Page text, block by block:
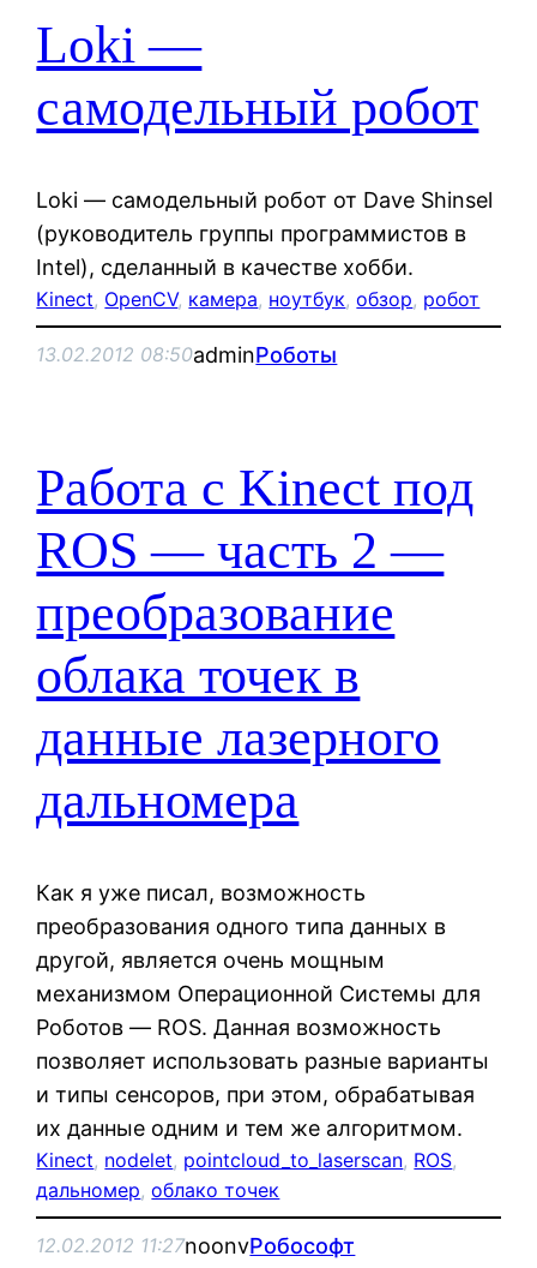
Loki —
самодельный робот
Loki — самодельный робот от Dave Shinsel
(руководитель группы программистов в
Intel), сделанный в качестве хобби.
Kinect, OpenCV, камера, ноутбук, обзор, робот
13.02.2012 08:50adminРоботы
Работа с Kinect под
ROS — часть 2 —
преобразование
облака точек в
данные лазерного
дальномера
Как я уже писал, возможность
преобразования одного типа данных в
другой, является очень мощным
механизмом Операционной Системы для
Роботов — ROS. Данная возможность
позволяет использовать разные варианты
и типы сенсоров, при этом, обрабатывая
их данные одним и тем же алгоритмом.
Kinect, nodelet, pointcloud_to_laserscan, ROS
дальномер, облако точек
12.02.2012 11:27noonvРобософт